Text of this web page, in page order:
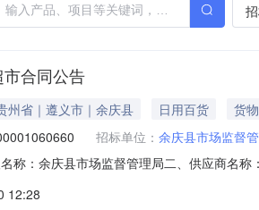
合同公告
州省｜遵义市｜余庆县 日用百货
货物
招标单位： 余庆县市场监督
称：余庆县市场监督管理局二、供应商名
东芝HDTB520YK3AB移动硬盘东芝/
12:28